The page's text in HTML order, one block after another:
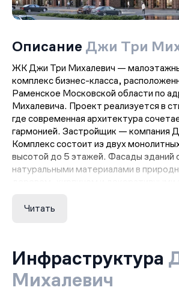
Описание Джи Три
ЖК Джи Три Михалевич —
комплекс бизнес-класса,
Раменское Московской области по
Михалевича. Проект реализуется в
где современная архитектура
гармонией. Застройщик — компания
Комплекс состоит из двух
высотой до 5 этажей. Фасады зданий
натуральными материалами в
обеспечивающая прочность и
Всего представлено 30
необычных форматов — квартиры с
уровнем, террасами на кровле,
Читать
Инфраструктура
Михалевич